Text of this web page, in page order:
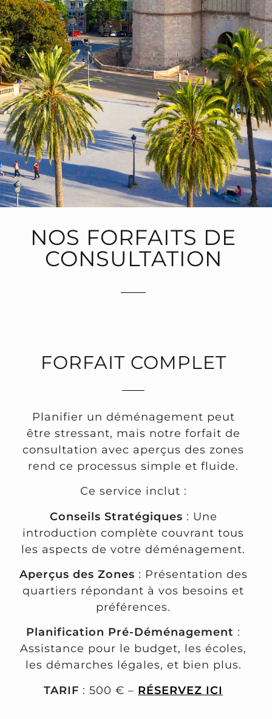
NOS FORFAITS DE
CONSULTATION
FORFAIT COMPLET
Planifier un déménagement peut
être stressant, mais notre forfait de
consultation avec aperçus des zones
rend ce processus simple et fluide.
Ce service inclut :
Conseils Stratégiques : Une
introduction complète couvrant tous
les aspects de votre déménagement.
Aperçus des Zones : Présentation des
quartiers répondant à vos besoins et
préférences.
Planification Pré-Déménagement :
Assistance pour le budget, les écoles,
les démarches légales, et bien plus.
TARIF : 500 € – RÉSERVEZ ICI